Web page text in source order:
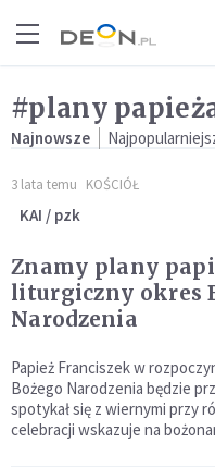
#plany
Najnowsze
3 lata temu KOŚCIÓŁ
KAI / pzk
Znamy plany
liturgiczny okres
Narodzenia
Papież Franciszek w
Bożego Narodzenia będzie
spotykał się z wiernymi przy
celebracji wskazuje na